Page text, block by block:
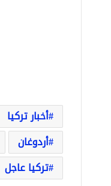
أخبار تركيا
أردوغان
تركيا عاجل